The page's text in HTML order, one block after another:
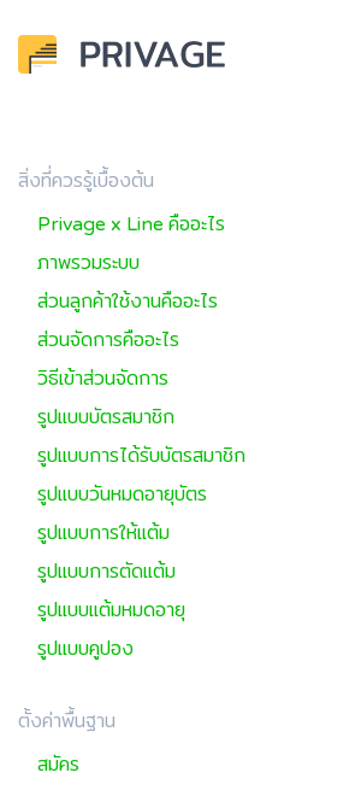
สิ่งที่ควรรู้เบื้องต้น
Privage x Line คืออะไร
ภาพรวมระบบ
ส่วนลูกค้าใช้งานคืออะไร
ส่วนจัดการคืออะไร
วิธีเข้าส่วนจัดการ
รูปแบบบัตรสมาชิก
รูปแบบการได้รับบัตรสมาชิก
รูปแบบวันหมดอายุบัตร
รูปแบบการให้แต้ม
รูปแบบการตัดแต้ม
รูปแบบแต้มหมดอายุ
รูปแบบคูปอง
ตั้งค่าพื้นฐาน
สมัคร